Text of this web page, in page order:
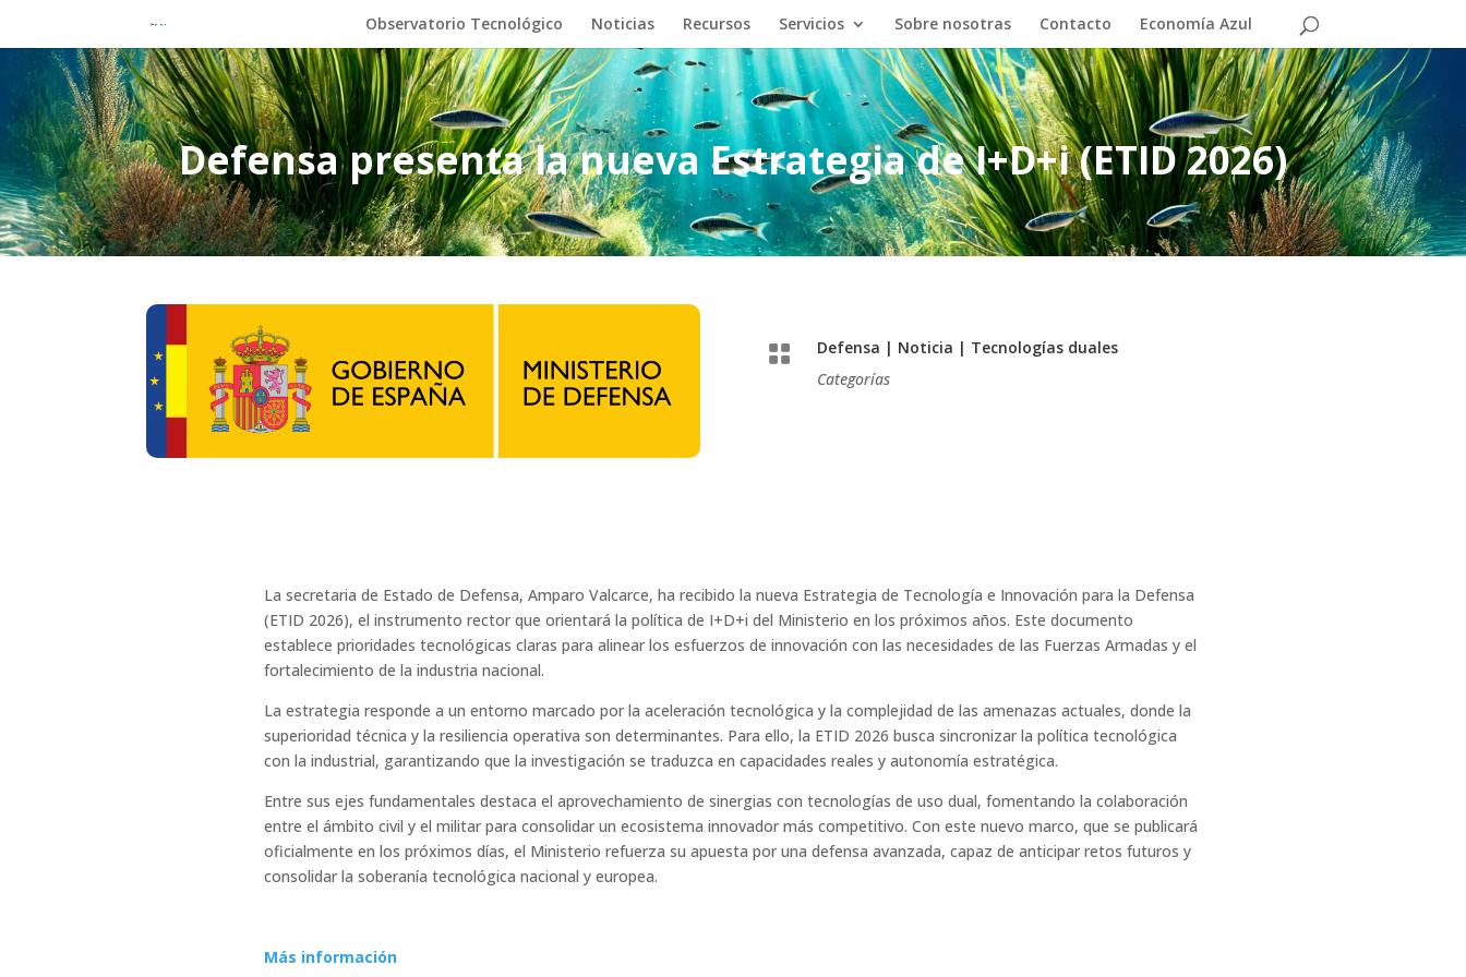
Observatorio Tecnológico Noticias Recursos Servicios Sobre nosotras Contacto Economía Azul
Defensa presenta la nueva Estrategia de I+D+i (ETID 2026)
 Defensa | Noticia | Tecnologías duales
Categorías
La secretaria de Estado de Defensa, Amparo Valcarce, ha recibido la nueva Estrategia de Tecnología e Innovación para la Defensa
(ETID 2026), el instrumento rector que orientará la política de I+D+i del Ministerio en los próximos años. Este documento
establece prioridades tecnológicas claras para alinear los esfuerzos de innovación con las necesidades de las Fuerzas Armadas y el
fortalecimiento de la industria nacional.
La estrategia responde a un entorno marcado por la aceleración tecnológica y la complejidad de las amenazas actuales, donde la
superioridad técnica y la resiliencia operativa son determinantes. Para ello, la ETID 2026 busca sincronizar la política tecnológica
con la industrial, garantizando que la investigación se traduzca en capacidades reales y autonomía estratégica.
Entre sus ejes fundamentales destaca el aprovechamiento de sinergias con tecnologías de uso dual, fomentando la colaboración
entre el ámbito civil y el militar para consolidar un ecosistema innovador más competitivo. Con este nuevo marco, que se publicará
oficialmente en los próximos días, el Ministerio refuerza su apuesta por una defensa avanzada, capaz de anticipar retos futuros y
consolidar la soberanía tecnológica nacional y europea.
Más información